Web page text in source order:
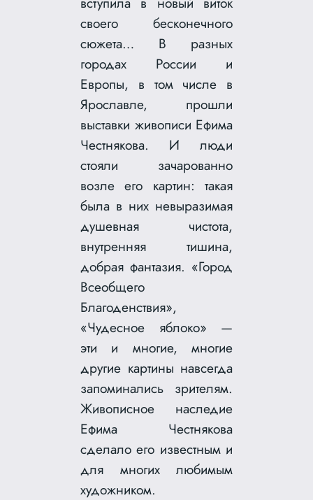
своего бесконечного
сюжета… В разных
городах России и
Европы, в том числе в
Ярославле, прошли
выставки живописи Ефима
Честнякова. И люди
стояли зачарованно
возле его картин: такая
была в них невыразимая
душевная чистота,
внутренняя тишина,
добрая фантазия. «Город
Всеобщего
Благоденствия»,
«Чудесное яблоко» —
эти и многие, многие
другие картины навсегда
запоминались зрителям.
Живописное наследие
Ефима Честнякова
сделало его известным и
для многих любимым
художником.